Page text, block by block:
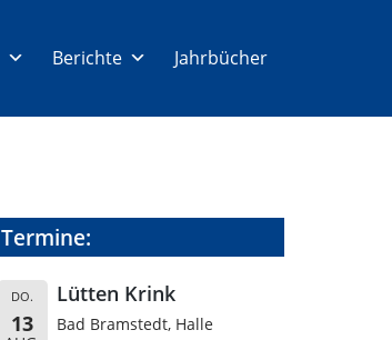
Berichte Jahrbücher
Termine:
DO.
13
Lütten Krink
Bad Bramstedt, Halle